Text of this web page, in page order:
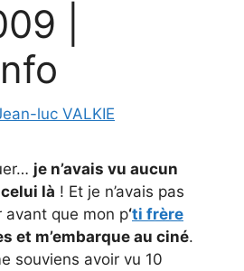
|
luc VALKIE
je n’avais vu aucun
là ! Et je n’avais pas
avant que mon p‘ti frère
et m’embarque au ciné.
souviens avoir vu 10